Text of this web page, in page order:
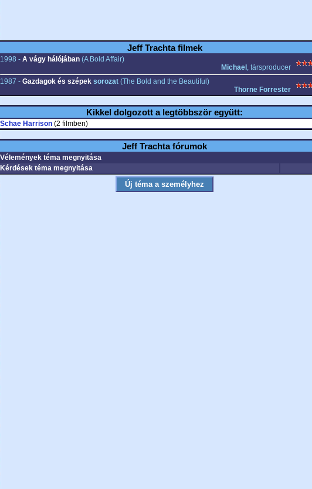
Jeff Trachta filmek
1998 - A vágy hálójában(A Bold Affair)
Michael , társproducer
1987 - Gazdagok és szépek sorozat(The Bold and the Beautiful)
Thorne Forrester
Kikkel dolgozott a legtöbbször együtt:
Schae Harrison(2 filmben)
Jeff Trachta fórumok
Vélemények téma megnyitása
Kérdések téma megnyitása